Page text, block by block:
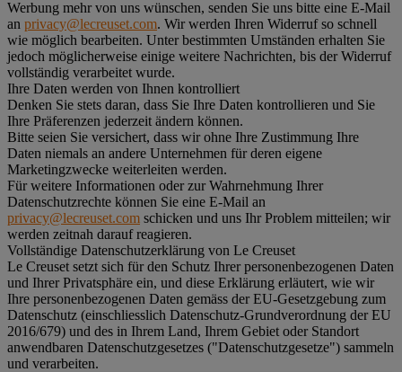
Werbung mehr von uns wünschen, senden Sie uns bitte eine E-Mail
an privacy@lecreuset.com. Wir werden Ihren Widerruf so schnell
wie möglich bearbeiten. Unter bestimmten Umständen erhalten Sie
jedoch möglicherweise einige weitere Nachrichten, bis der Widerruf
vollständig verarbeitet wurde.
Ihre Daten werden von Ihnen kontrolliert
Denken Sie stets daran, dass Sie Ihre Daten kontrollieren und Sie
Ihre Präferenzen jederzeit ändern können.
Bitte seien Sie versichert, dass wir ohne Ihre Zustimmung Ihre
Daten niemals an andere Unternehmen für deren eigene
Marketingzwecke weiterleiten werden.
Für weitere Informationen oder zur Wahrnehmung Ihrer
Datenschutzrechte können Sie eine E-Mail an
privacy@lecreuset.com schicken und uns Ihr Problem mitteilen; wir
werden zeitnah darauf reagieren.
Vollständige Datenschutzerklärung von Le Creuset
Le Creuset setzt sich für den Schutz Ihrer personenbezogenen Daten
und Ihrer Privatsphäre ein, und diese Erklärung erläutert, wie wir
Ihre personenbezogenen Daten gemäss der EU-Gesetzgebung zum
Datenschutz (einschliesslich Datenschutz-Grundverordnung der EU
2016/679) und des in Ihrem Land, Ihrem Gebiet oder Standort
anwendbaren Datenschutzgesetzes ("Datenschutzgesetze") sammeln
und verarbeiten.